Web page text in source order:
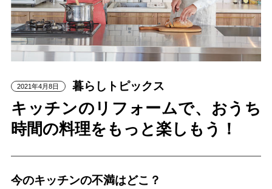
2021年4月8日 暮らしトピックス
キッチンのリフォームで、おうち
時間の料理をもっと楽しもう！
今のキッチンの不満はどこ？